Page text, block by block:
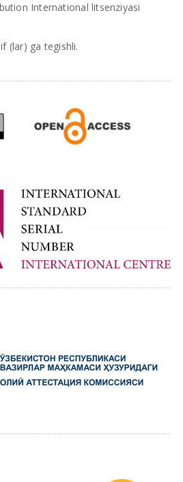
International litsenziyasi
(lar) ga tegishli.